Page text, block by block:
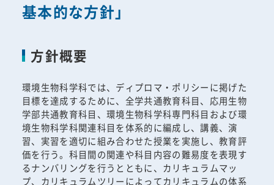
基本的な方針」
方針概要
環境生物科学科では、ディプロマ・ポリシーに掲げた
目標を達成するために、全学共通教育科目、応用生物
学部共通教育科目、環境生物科学科専門科目および環
境生物科学科関連科目を体系的に編成し、講義、演
習、実習を適切に組み合わせた授業を実施し、教育評
価を行う。科目間の関連や科目内容の難易度を表現す
るナンバリングを行うとともに、カリキュラムマッ
プ、カリキュラムツリーによってカリキュラムの体系